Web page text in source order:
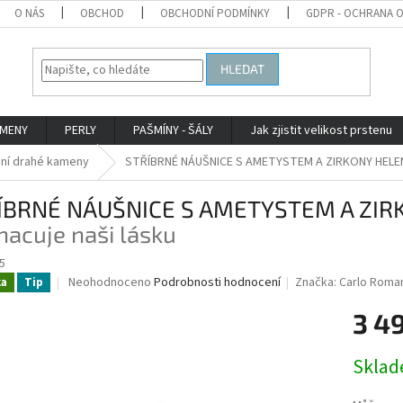
O NÁS OBCHOD OBCHODNÍ PODMÍNKY GDPR - OCHRANA
HLEDAT
PERLY PAŠMÍNY - ŠÁLY
Jak zjistit velikost prstenu
drahé kameny
STŘÍBRNÉ NÁUŠNICE S AMETYSTEM A ZIRKONY
NÁUŠNICE S AMETYSTEM A
naši lásku
Tip
Průměrné
Neohodnoceno Podrobnosti hodnocení Značka: Carlo
3
cena: